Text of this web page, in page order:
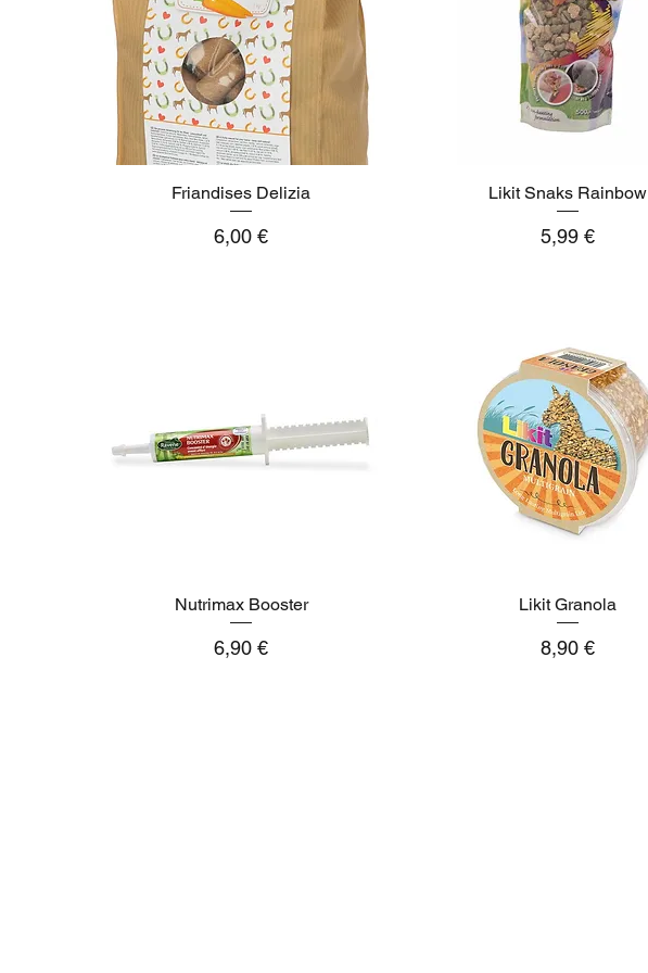
Aperçu rapide
Friandises Delizia
Prix
6,00 €
Aperçu rapide
Likit Snaks Rainbow
Prix
5,99 €
Aperçu rapide
Nutrimax Booster
Prix
6,90 €
Aperçu rapide
Likit Granola
Prix
8,90 €